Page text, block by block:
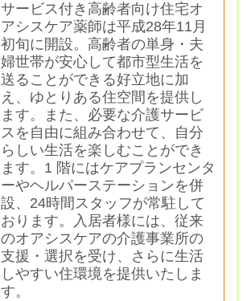
サービス付き高齢者向け住宅オ
アシスケア薬師は平成28年11月
初旬に開設。高齢者の単身・夫
婦世帯が安心して都市型生活を
送ることができる好立地に加
え、ゆとりある住空間を提供し
ます。また、必要な介護サービ
スを自由に組み合わせて、自分
らしい生活を楽しむことができ
ます。1 階にはケアプランセンタ
ーやヘルパーステーションを併
設、24時間スタッフが常駐して
おります。入居者様には、従来
のオアシスケアの介護事業所の
支援・選択を受け、さらに生活
しやすい住環境を提供いたしま
す。